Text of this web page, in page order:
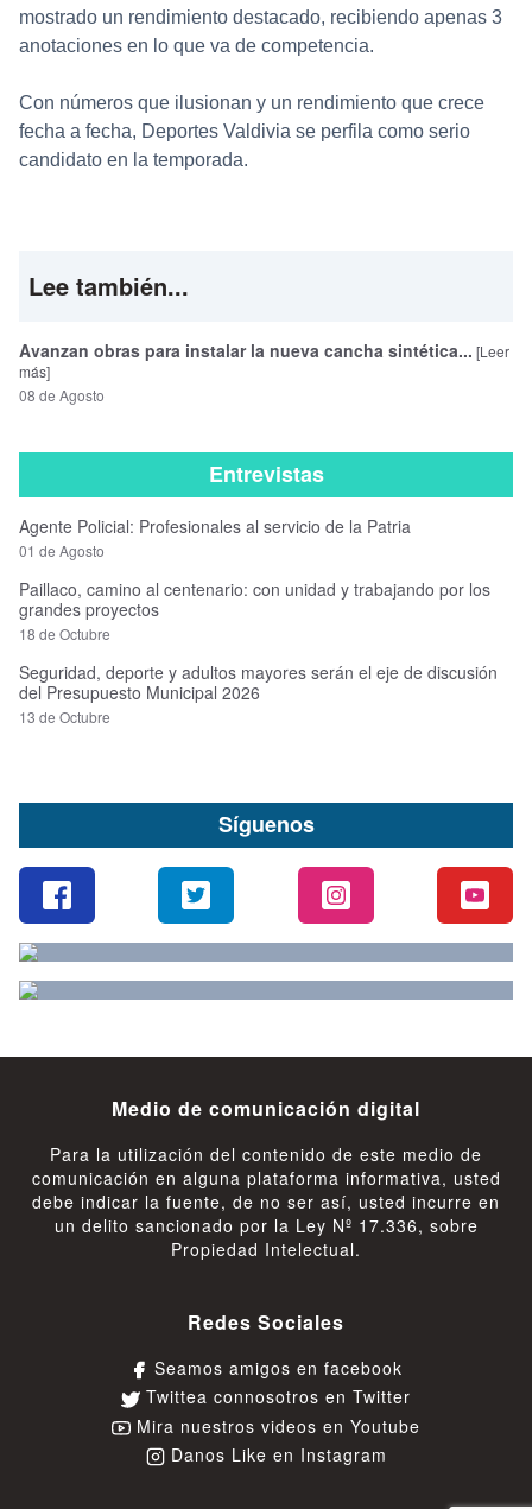
mostrado un rendimiento destacado, recibiendo apenas 3
anotaciones en lo que va de competencia.
Con números que ilusionan y un rendimiento que crece
fecha a fecha, Deportes Valdivia se perfila como serio
candidato en la temporada.
Lee también...
Avanzan obras para instalar la nueva cancha sintética... [Leer
más]
08 de Agosto
Entrevistas
Agente Policial: Profesionales al servicio de la Patria
01 de Agosto
Paillaco, camino al centenario: con unidad y trabajando por los
grandes proyectos
18 de Octubre
Seguridad, deporte y adultos mayores serán el eje de discusión
del Presupuesto Municipal 2026
13 de Octubre
Síguenos
Medio de comunicación digital
Para la utilización del contenido de este medio de
comunicación en alguna plataforma informativa, usted
debe indicar la fuente, de no ser así, usted incurre en
un delito sancionado por la Ley Nº 17.336, sobre
Propiedad Intelectual.
Redes Sociales
Seamos amigos en facebook
Twittea connosotros en Twitter
Mira nuestros videos en Youtube
Danos Like en Instagram